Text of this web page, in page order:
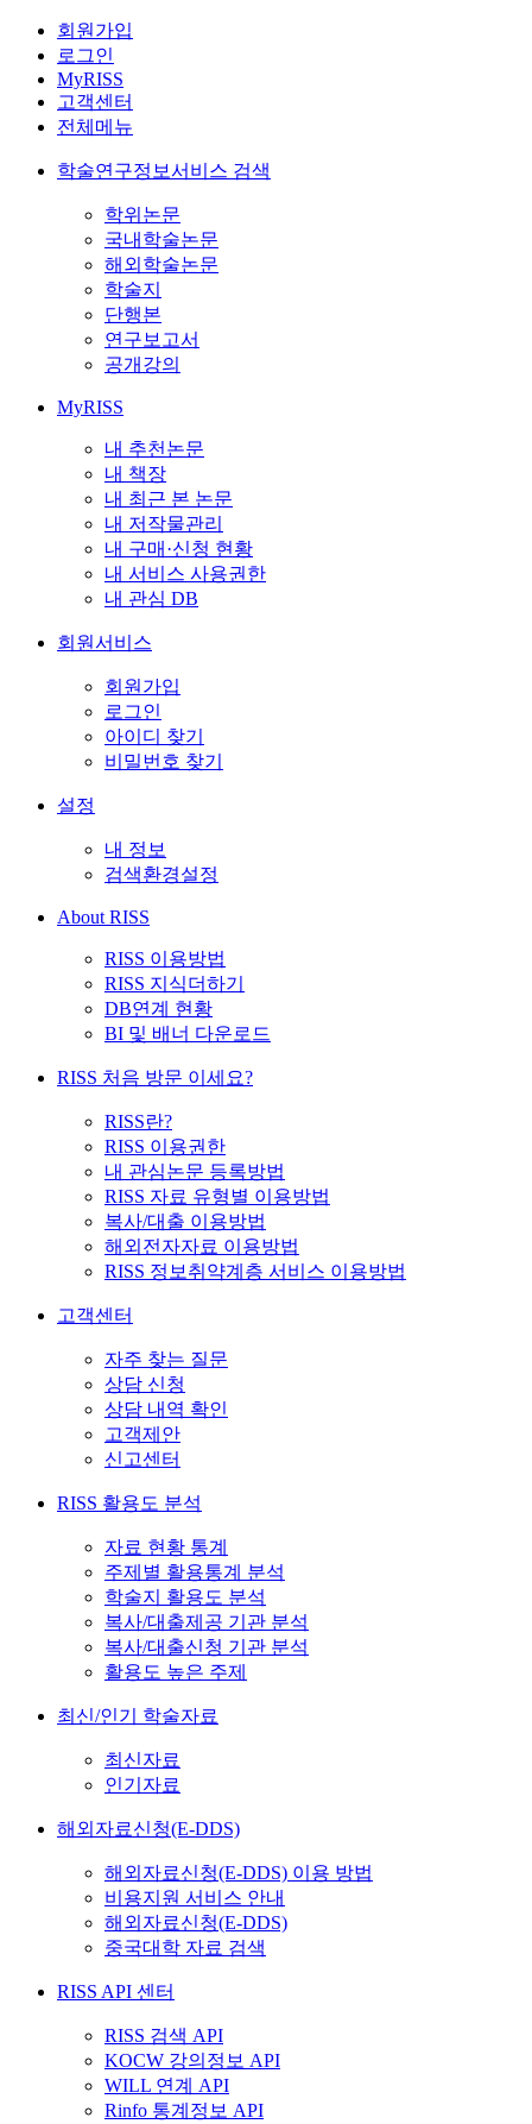
회원가입
로그인
MyRISS
고객센터
전체메뉴
학술연구정보서비스 검색
학위논문
국내학술논문
해외학술논문
학술지
단행본
연구보고서
공개강의
MyRISS
내 추천논문
내 책장
내 최근 본 논문
내 저작물관리
내 구매·신청 현황
내 서비스 사용권한
내 관심 DB
회원서비스
회원가입
로그인
아이디 찾기
비밀번호 찾기
설정
내 정보
검색환경설정
About RISS
RISS 이용방법
RISS 지식더하기
DB연계 현황
BI 및 배너 다운로드
RISS 처음 방문 이세요?
RISS란?
RISS 이용권한
내 관심논문 등록방법
RISS 자료 유형별 이용방법
복사/대출 이용방법
해외전자자료 이용방법
RISS 정보취약계층 서비스 이용방법
고객센터
자주 찾는 질문
상담 신청
상담 내역 확인
고객제안
신고센터
RISS 활용도 분석
자료 현황 통계
주제별 활용통계 분석
학술지 활용도 분석
복사/대출제공 기관 분석
복사/대출신청 기관 분석
활용도 높은 주제
최신/인기 학술자료
최신자료
인기자료
해외자료신청(E-DDS)
해외자료신청(E-DDS) 이용 방법
비용지원 서비스 안내
해외자료신청(E-DDS)
중국대학 자료 검색
RISS API 센터
RISS 검색 API
KOCW 강의정보 API
WILL 연계 API
Rinfo 통계정보 API